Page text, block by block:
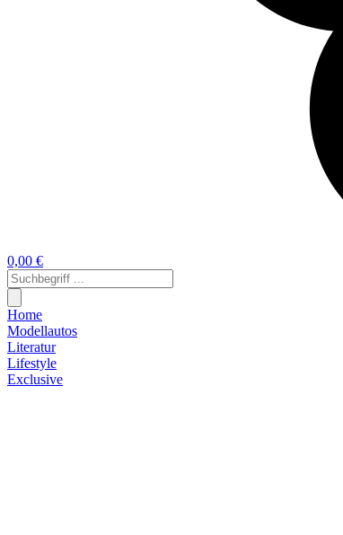
0,00 €
Home
Modellautos
Literatur
Lifestyle
Exclusive